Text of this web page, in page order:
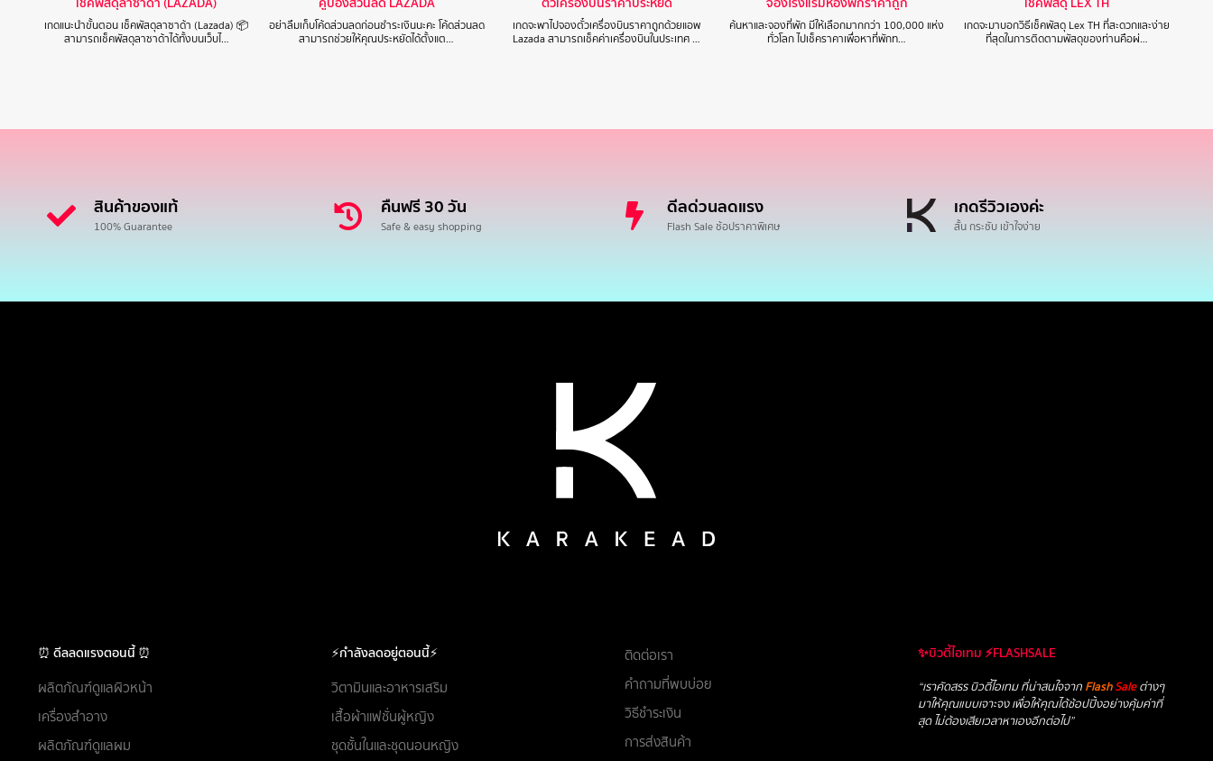
เกดแนะนำขั้นตอน เช็คพัสดุลาซาด้า (Lazada) 📦
สามารถเช็คพัสดุลาซาด้าได้ทั้งบนเว็บไ…
อย่าลืมเก็บโค้ดส่วนลดก่อนชำระเงินนะคะ โค้ดส่วนลด
สามารถช่วยให้คุณประหยัดได้ตั้งแต…
เกดจะพาไปจองตั๋วเครื่องบินราคาถูกด้วยแอพ
Lazada สามารถเช็คค่าเครื่องบินในประเทศ …
ค้นหาและจองที่พัก มีให้เลือกมากกว่า 100,000 แห่ง
ทั่วโลก ไปเช็คราคาเพื่อหาที่พักท…
เกดจะมาบอกวิธีเช็คพัสดุ Lex TH ที่สะดวกและง่าย
ที่สุดในการติดตามพัสดุของท่านคือผ่…
สินค้าของแท้
100% Guarantee
คืนฟรี 30 วัน
Safe & easy shopping
ดีลด่วนลดแรง
Flash Sale ช้อปราคาพิเศษ
เกดรีวิวเองค่ะ
สั้น กระชับ เข้าใจง่าย
⏰ ดีลลดแรงตอนนี้ ⏰
ผลิตภัณฑ์ดูแลผิวหน้า
เครื่องสำอาง
ผลิตภัณฑ์ดูแลผม
⚡กำลังลดอยู่ตอนนี้⚡
วิตามินและอาหารเสริม
เสื้อผ้าแฟชั่นผู้หญิง
ชุดชั้นในและชุดนอนหญิง
ติดต่อเรา
คำถามที่พบบ่อย
วิธีชำระเงิน
การส่งสินค้า
✨บิวตี้ไอเทม ⚡FLASHSALE
“เราคัดสรร บิวตี้ไอเทม ที่น่าสนใจจาก FlashSaleต่างๆ
มาให้คุณแบบเจาะจง เพื่อให้คุณได้ช้อปปิ้งอย่างคุ้มค่าที่
สุด ไม่ต้องเสียเวลาหาเองอีกต่อไป”